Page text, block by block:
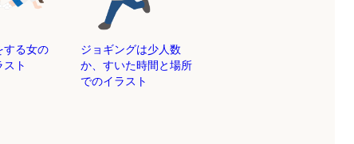
する女の
ト
ジョギングは少人数
か、すいた時間と場所
でのイラスト